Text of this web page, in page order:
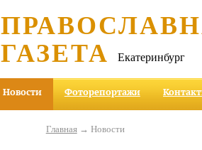
ГАЗЕТА Екатеринбург
Новости Фоторепортажи
Главная→ Новости